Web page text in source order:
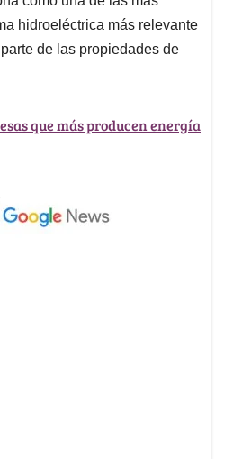
hidroeléctrica más relevante
de las propiedades de
que más producen energía